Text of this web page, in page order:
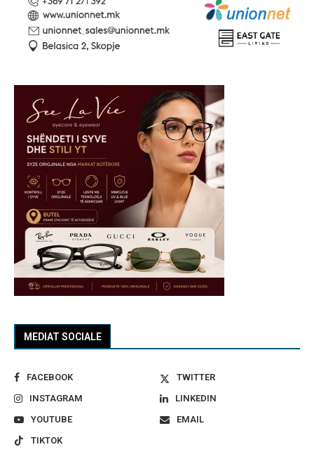
MEDIAT SOCIALE
FACEBOOK
TWITTER
INSTAGRAM
LINKEDIN
YOUTUBE
EMAIL
TIKTOK